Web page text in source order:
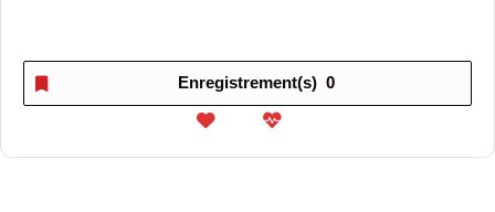
Enregistrement(s) 0